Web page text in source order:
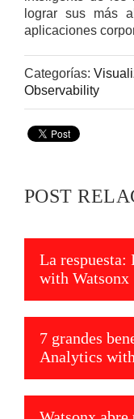
lograr sus más
aplicaciones
Categorías:
Observability
POST
La
with Watsonx
7 grandes
Analytics